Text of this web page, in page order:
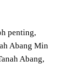
penting,
Abang Min
Abang,